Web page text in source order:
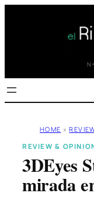
HOME »
REVIEW &
3DEyes
mirada